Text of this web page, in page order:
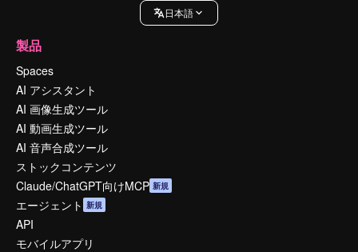
日本語
製品
Spaces
AI アシスタント
AI 画像生成ツール
AI 動画生成ツール
AI 音声合成ツール
ストックコンテンツ
Claude/ChatGPT向けMCP 新規
エージェント 新規
API
モバイルアプリ